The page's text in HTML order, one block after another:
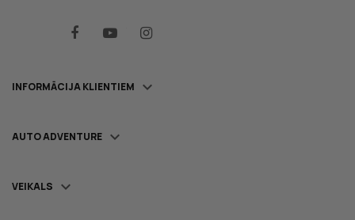
INFORMĀCIJA KLIENTIEM 
AUTO ADVENTURE 
VEIKALS 
FacebookYouTube